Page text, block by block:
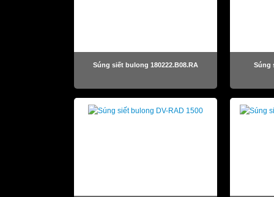
Súng siết bulong 180222.B08.RA Súng